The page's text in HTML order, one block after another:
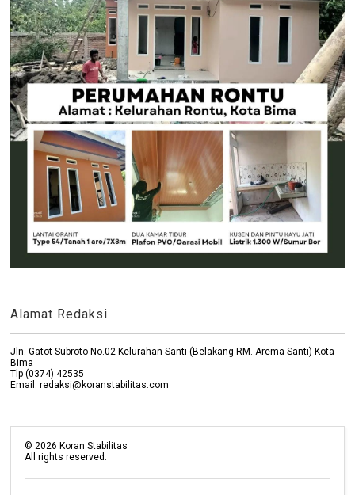
Alamat Redaksi
Jln. Gatot Subroto No.02 Kelurahan Santi (Belakang RM. Arema Santi) Kota
Bima
Tlp (0374) 42535
Email: redaksi@koranstabilitas.com
©2026 Koran Stabilitas
All rights reserved.